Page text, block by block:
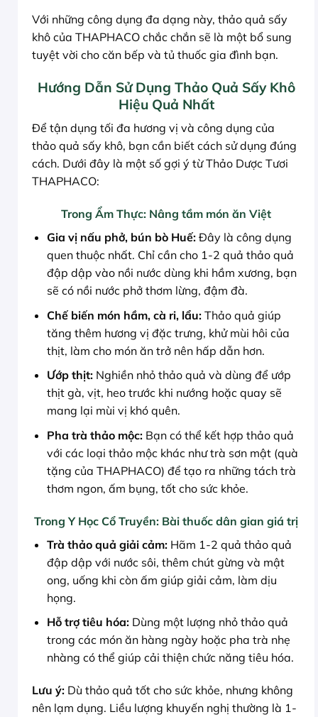
Với những công dụng đa dạng này, thảo quả sấy
khô của THAPHACO chắc chắn sẽ là một bổ sung
tuyệt vời cho căn bếp và tủ thuốc gia đình bạn.
Hướng Dẫn Sử Dụng Thảo Quả Sấy Khô
Hiệu Quả Nhất
Để tận dụng tối đa hương vị và công dụng của
thảo quả sấy khô, bạn cần biết cách sử dụng đúng
cách. Dưới đây là một số gợi ý từ Thảo Dược Tươi
THAPHACO:
Trong Ẩm Thực: Nâng tầm món ăn Việt
Gia vị nấu phở, bún bò Huế:Đây là công dụng
quen thuộc nhất. Chỉ cần cho 1-2 quả thảo quả
đập dập vào nồi nước dùng khi hầm xương, bạn
sẽ có nồi nước phở thơm lừng, đậm đà.
Chế biến món hầm, cà ri, lẩu:Thảo quả giúp
tăng thêm hương vị đặc trưng, khử mùi hôi của
thịt, làm cho món ăn trở nên hấp dẫn hơn.
Ướp thịt:Nghiền nhỏ thảo quả và dùng để ướp
thịt gà, vịt, heo trước khi nướng hoặc quay sẽ
mang lại mùi vị khó quên.
Pha trà thảo mộc:Bạn có thể kết hợp thảo quả
với các loại thảo mộc khác như trà sơn mật (quà
tặng của THAPHACO) để tạo ra những tách trà
thơm ngon, ấm bụng, tốt cho sức khỏe.
Trong Y Học Cổ Truyền: Bài thuốc dân gian giá trị
Trà thảo quả giải cảm:Hãm 1-2 quả thảo quả
đập dập với nước sôi, thêm chút gừng và mật
ong, uống khi còn ấm giúp giải cảm, làm dịu
họng.
Hỗ trợ tiêu hóa:Dùng một lượng nhỏ thảo quả
trong các món ăn hàng ngày hoặc pha trà nhẹ
nhàng có thể giúp cải thiện chức năng tiêu hóa.
Lưu ý: Dù thảo quả tốt cho sức khỏe, nhưng không
nên lạm dụng. Liều lượng khuyến nghị thường là 1-